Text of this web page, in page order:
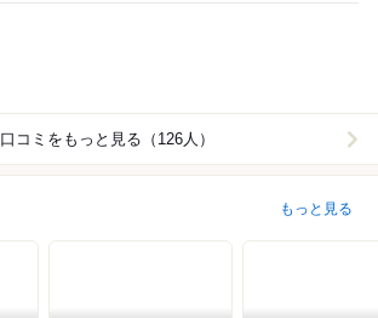
口コミをもっと見る（126人）
もっと見る